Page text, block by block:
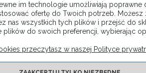
im technologie umożliwiają poprawne
ofertę do Twoich potrzeb. Możesz
nas wszystkich tych plików i przejść do
plików do swoich preferencji, wybierając
przeczytasz w naszej Polityce